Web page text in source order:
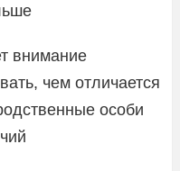
внимание
чем отличается
особи